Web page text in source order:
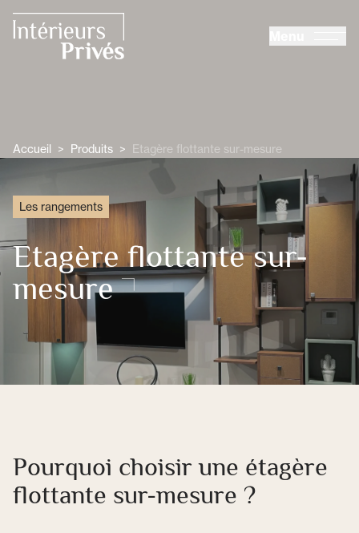
Accueil > Produits > Etagère flottante sur-mesure
Les rangements
Etagère flottante sur-
mesure
Pourquoi choisir une étagère
flottante sur-mesure ?